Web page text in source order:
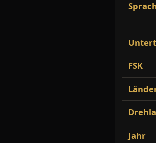
FSK
Jahr